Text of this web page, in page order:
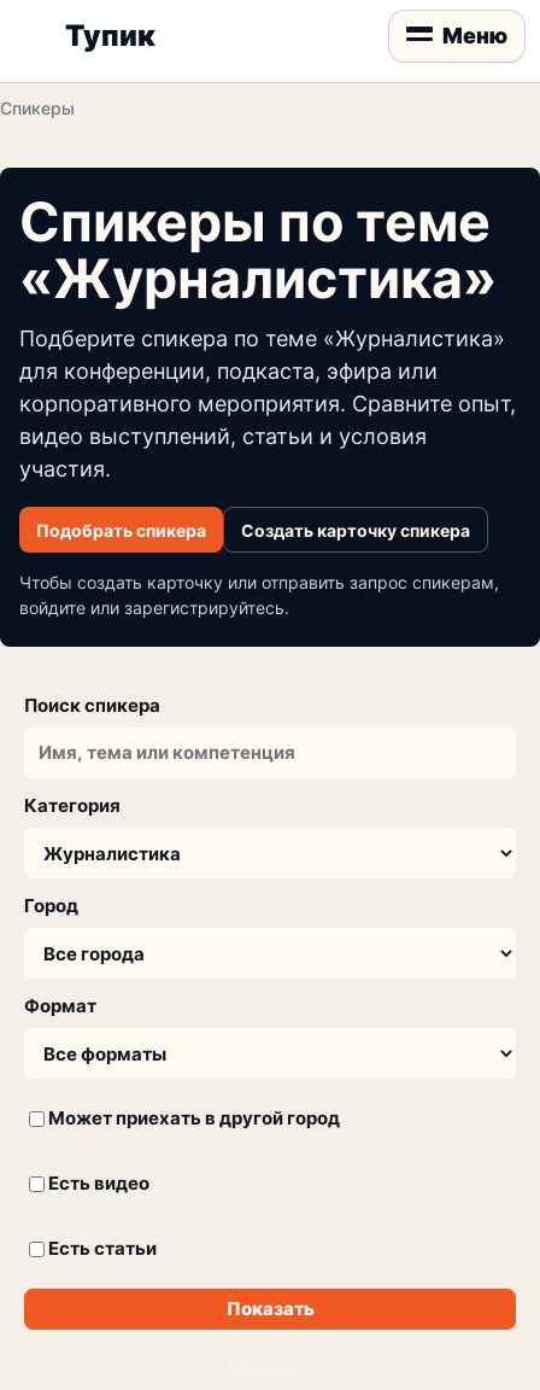
Тупик Меню
Спикеры
Спикеры по теме
«Журналистика»
Подберите спикера по теме «Журналистика»
для конференции, подкаста, эфира или
корпоративного мероприятия. Сравните опыт,
видео выступлений, статьи и условия
участия.
Подобрать спикера Создать карточку спикера
Чтобы создать карточку или отправить запрос спикерам,
войдите или зарегистрируйтесь.
Поиск спикера
Категория
Город
Формат
Может приехать в другой город
Есть видео
Есть статьи
Показать